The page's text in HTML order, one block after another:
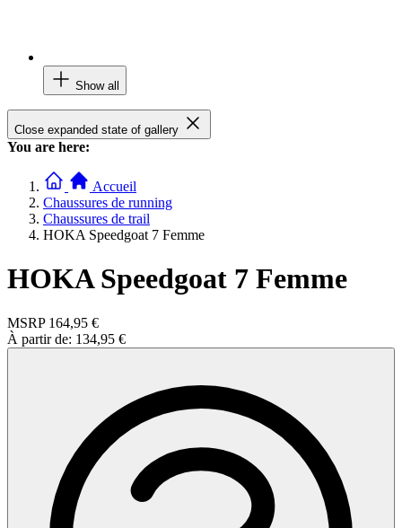
Show all
Close expanded state of gallery
You are here:
Accueil
Chaussures de running
Chaussures de trail
HOKA Speedgoat 7 Femme
HOKA Speedgoat 7 Femme
MSRP 164,95 €
À partir de: 134,95 €